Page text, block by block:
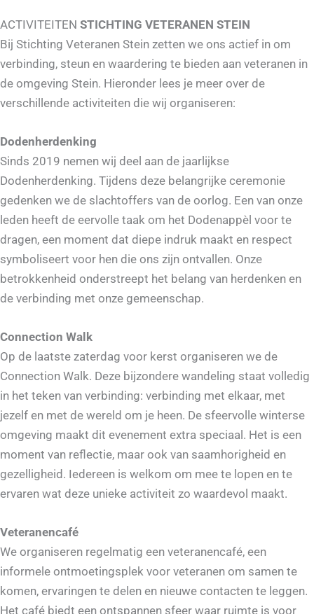
ACTIVITEITEN STICHTING VETERANEN STEIN
Bij Stichting Veteranen Stein zetten we ons actief in om
verbinding, steun en waardering te bieden aan veteranen in
de omgeving Stein. Hieronder lees je meer over de
verschillende activiteiten die wij organiseren:
Dodenherdenking
Sinds 2019 nemen wij deel aan de jaarlijkse
Dodenherdenking. Tijdens deze belangrijke ceremonie
gedenken we de slachtoffers van de oorlog. Een van onze
leden heeft de eervolle taak om het Dodenappèl voor te
dragen, een moment dat diepe indruk maakt en respect
symboliseert voor hen die ons zijn ontvallen. Onze
betrokkenheid onderstreept het belang van herdenken en
de verbinding met onze gemeenschap.
Connection Walk
Op de laatste zaterdag voor kerst organiseren we de
Connection Walk. Deze bijzondere wandeling staat volledig
in het teken van verbinding: verbinding met elkaar, met
jezelf en met de wereld om je heen. De sfeervolle winterse
omgeving maakt dit evenement extra speciaal. Het is een
moment van reflectie, maar ook van saamhorigheid en
gezelligheid. Iedereen is welkom om mee te lopen en te
ervaren wat deze unieke activiteit zo waardevol maakt.
Veteranencafé
We organiseren regelmatig een veteranencafé, een
informele ontmoetingsplek voor veteranen om samen te
komen, ervaringen te delen en nieuwe contacten te leggen.
Het café biedt een ontspannen sfeer waar ruimte is voor